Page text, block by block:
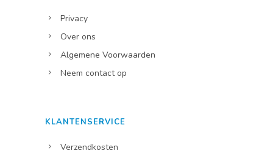
Privacy
Over ons
Algemene Voorwaarden
Neem contact op
KLANTENSERVICE
Verzendkosten